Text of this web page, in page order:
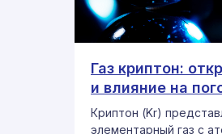
Газ криптон:
и влияние на
Криптон (Kr)
элементарный газ с